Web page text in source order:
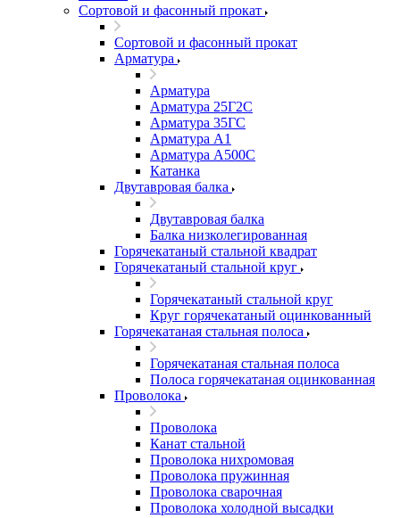
Сортовой и фасонный прокат
Сортовой и фасонный прокат
Арматура
Арматура
Арматура 25Г2С
Арматура 35ГС
Арматура А1
Арматура А500С
Катанка
Двутавровая балка
Двутавровая балка
Балка низколегированная
Горячекатаный стальной квадрат
Горячекатаный стальной круг
Горячекатаный стальной круг
Круг горячекатаный оцинкованный
Горячекатаная стальная полоса
Горячекатаная стальная полоса
Полоса горячекатаная оцинкованная
Проволока
Проволока
Канат стальной
Проволока нихромовая
Проволока пружинная
Проволока сварочная
Проволока холодной высадки